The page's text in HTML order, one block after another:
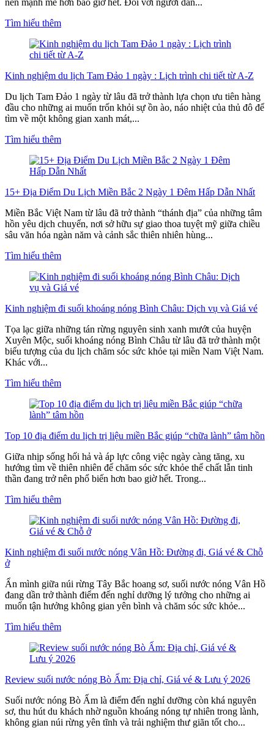
nên mạnh mẽ hơn bao giờ hết. Đối với người dân...
Tìm hiểu thêm
Kinh nghiệm du lịch Tam Đảo 1 ngày : Lịch trình chi tiết từ A-Z
Du lịch Tam Đảo 1 ngày từ lâu đã trở thành lựa chọn ưu tiên hàng
đầu cho những ai muốn trốn khỏi sự ồn ào, náo nhiệt của thủ đô để
tìm về một không gian xanh mát,...
Tìm hiểu thêm
15+ Địa Điểm Du Lịch Miền Bắc 2 Ngày 1 Đêm Hấp Dẫn Nhất
Miền Bắc Việt Nam từ lâu đã trở thành “thánh địa” của những tâm
hồn yêu dịch chuyển, nơi sở hữu sự giao thoa tuyệt mỹ giữa chiều
sâu văn hóa ngàn năm và cảnh sắc thiên nhiên hùng...
Tìm hiểu thêm
Kinh nghiệm đi suối khoáng nóng Bình Châu: Dịch vụ và Giá vé
Tọa lạc giữa những tán rừng nguyên sinh xanh mướt của huyện
Xuyên Mộc, suối khoáng nóng Bình Châu từ lâu đã trở thành một
biểu tượng của du lịch chăm sóc sức khỏe tại miền Nam Việt Nam.
Khác với...
Tìm hiểu thêm
Top 10 địa điểm du lịch trị liệu miền Bắc giúp “chữa lành” tâm hồn
Giữa nhịp sống hối hả và áp lực công việc ngày càng tăng, xu
hướng tìm về thiên nhiên để chăm sóc sức khỏe thể chất lẫn tinh
thần đang trở nên phổ biến hơn bao giờ hết. Trong...
Tìm hiểu thêm
Kinh nghiệm đi suối nước nóng Vân Hồ: Đường đi, Giá vé & Chỗ
ở
Ẩn mình giữa núi rừng Tây Bắc hoang sơ, suối nước nóng Vân Hồ
đang dần trở thành điểm đến nghỉ dưỡng lý tưởng cho những ai
muốn tận hưởng không gian yên bình và chăm sóc sức khỏe...
Tìm hiểu thêm
Review suối nước nóng Bò Ấm: Địa chỉ, Giá vé & Lưu ý 2026
Suối nước nóng Bò Ấm là điểm đến nghỉ dưỡng còn khá nguyên
sơ, thu hút du khách nhờ nguồn khoáng nóng tự nhiên trong lành,
không gian núi rừng yên tĩnh và trải nghiệm thư giãn tốt cho...